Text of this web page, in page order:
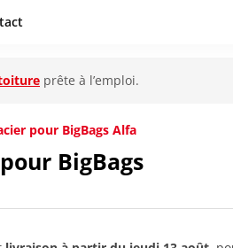
prête à l’emploi.
pour BigBags Alfa
BigBags